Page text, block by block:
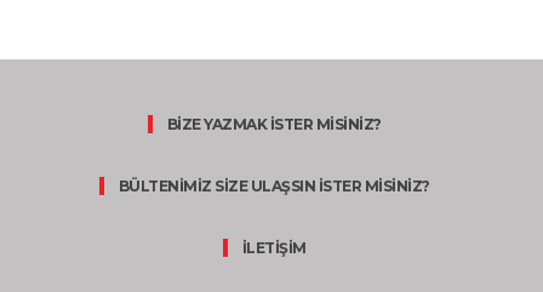
BİZE YAZMAK İSTER MİSİNİZ?
BÜLTENİMİZ SİZE ULAŞSIN İSTER MİSİNİZ?
İLETİŞİM